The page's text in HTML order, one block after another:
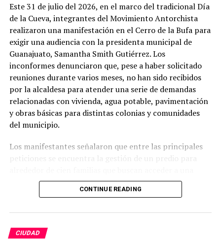
Este 31 de julio del 2026, en el marco del tradicional Día
de la Cueva, integrantes del Movimiento Antorchista
realizaron una manifestación en el Cerro de la Bufa para
exigir una audiencia con la presidenta municipal de
Guanajuato, Samantha Smith Gutiérrez. Los
inconformes denunciaron que, pese a haber solicitado
reuniones durante varios meses, no han sido recibidos
por la alcaldesa para atender una serie de demandas
relacionadas con vivienda, agua potable, pavimentación
y obras básicas para distintas colonias y comunidades
del municipio.
Los manifestantes señalaron que entre las principales
peticiones se encuentra la gestión de un predio para
vivienda digna, así como la ampliación del sistema de
agua potable en la comunidad de Campuzano. También
El Tejabán, El Coyote y la zona de El Cubo, asegurando
CONTINUE READING
CIUDAD